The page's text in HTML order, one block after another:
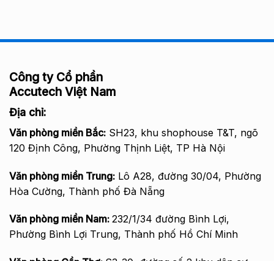
Công ty Cổ phần
Accutech Việt Nam
Địa chỉ:
Văn phòng miền Bắc: SH23, khu shophouse T&T, ngõ
120 Định Công, Phường Thịnh Liệt, TP Hà Nội
Văn phòng miền Trung: Lô A28, đường 30/04, Phường
Hòa Cường, Thành phố Đà Nẵng
Văn phòng miền Nam: 232/1/34 đường Bình Lợi,
Phường Bình Lợi Trung, Thành phố Hồ Chí Minh